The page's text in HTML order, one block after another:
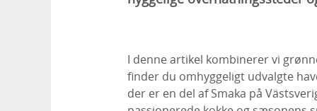
I denne artikel kombinerer vi
finder du omhyggeligt udvalgte
der er en del af Smaka på